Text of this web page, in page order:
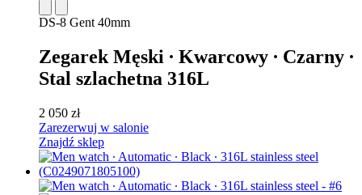
DS-8 Gent 40mm
Zegarek Męski ∙ Kwarcowy ∙ Czarny ∙
Stal szlachetna 316L
2 050 zł
Zarezerwuj w salonie
Znajdź sklep